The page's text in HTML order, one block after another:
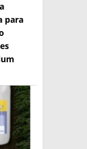
para